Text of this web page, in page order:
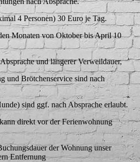
4 Personen) 30 Euro je Tag.
Monaten von Oktober bis April 10
und längerer Verweildauer,
und Brötchenservice sind nach
sind ggf. nach Absprache erlaubt.
direkt vor der Ferienwohnung
der Wohnung unser
Entfernung